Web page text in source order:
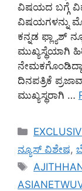
ವಿಷಯದ ಬಗ್ಗೆ
ವಿಷಯಗಳನ್ನು
ಕನ್ನಡ ಫ್ಲ್ಯಾಶ್
ಮುಖ್ಯಸ್ಥೆಯಾಗಿ
ದಿನಪತ್ರಿಕೆ
ಮುಖ್ಯಸ್ಥರಾಗಿ …
ನ್ಯೂಸ್ ವಿಶೇಷ,
Tags